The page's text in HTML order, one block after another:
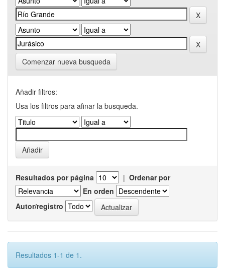
Comenzar nueva busqueda
Añadir filtros:
Usa los filtros para afinar la busqueda.
Resultados por página | Ordenar por
En orden
Autor/registro
Resultados 1-1 de 1.